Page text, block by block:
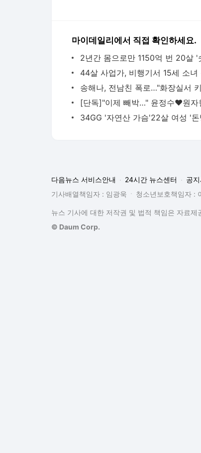
마이데일리에서 직접 확인하세요.
다음뉴스 서비스안내 24시간 뉴스센터 공
기사배열책임자 : 임광욱
청소년보호책임자 :
뉴스 기사에 대한 저작권 및 법적 책임은 자료
© Daum Corp.